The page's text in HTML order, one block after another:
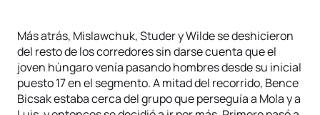
Más atrás, Mislawchuk, Studer y Wilde se deshicieron
del resto de los corredores sin darse cuenta que el
joven húngaro venía pasando hombres desde su inicial
puesto 17 en el segmento. A mitad del recorrido, Bence
Bicsak estaba cerca del grupo que perseguía a Mola y a